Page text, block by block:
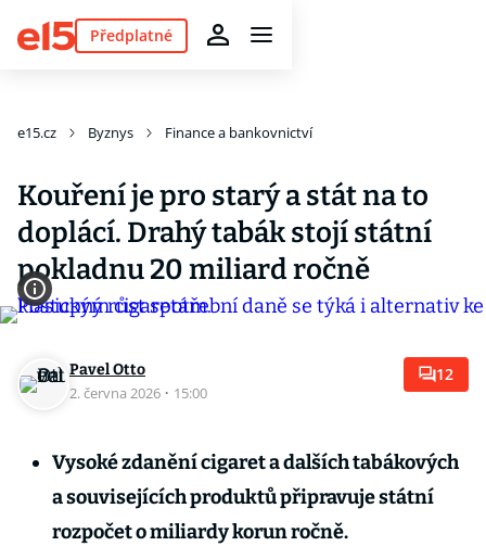
Předplatné
e15.cz Byznys Finance a bankovnictví
Kouření je pro starý a stát na to
doplácí. Drahý tabák stojí státní
pokladnu 20 miliard ročně
Pavel Otto
2. června 2026 · 15:00
12
Vysoké zdanění cigaret a dalších tabákových
a souvisejících produktů připravuje státní
rozpočet o miliardy korun ročně.